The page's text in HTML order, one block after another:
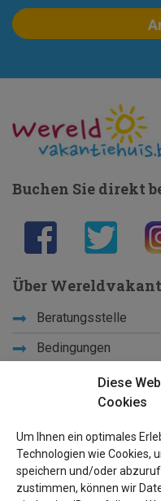
Diese
Cookies
Um Ihnen ein optimales
Technologien wie Cookies,
speichern und/oder
zustimmen, können wir
Buchen Sie direkt
Über
Beratungsstelle
Bedingungen
Schulferien
Privacy
Links